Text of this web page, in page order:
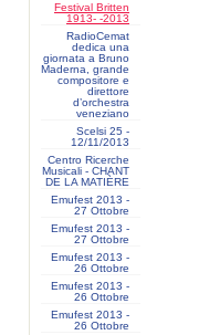
Festival Britten
1913- ‐2013
RadioCemat
dedica una
giornata a Bruno
Maderna, grande
compositore e
direttore
d’orchestra
veneziano
Scelsi 25 -
12/11/2013
Centro Ricerche
Musicali - CHANT
DE LA MATIÈRE
Emufest 2013 -
27 Ottobre
Emufest 2013 -
27 Ottobre
Emufest 2013 -
26 Ottobre
Emufest 2013 -
26 Ottobre
Emufest 2013 -
26 Ottobre